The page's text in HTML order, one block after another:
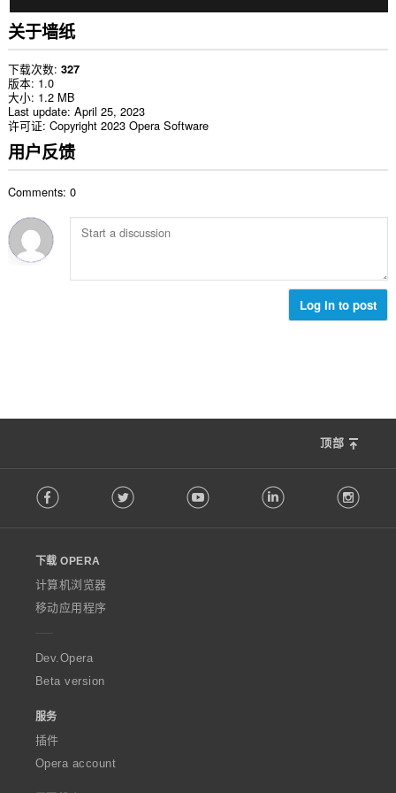
关于墙纸
下载次数 327
版本 1.0
大小 1.2 MB
Last update April 25, 2023
许可证 Copyright 2023 Opera Software
用户反馈
Comments: 0
Log in to post
顶部
o
w
O
p
e
a
Facebook Twitter Youtube LinkedIn
下载 OPERA
计算机浏览器
移动应用程序
Dev.Opera
Beta version
服务
插件
Opera account